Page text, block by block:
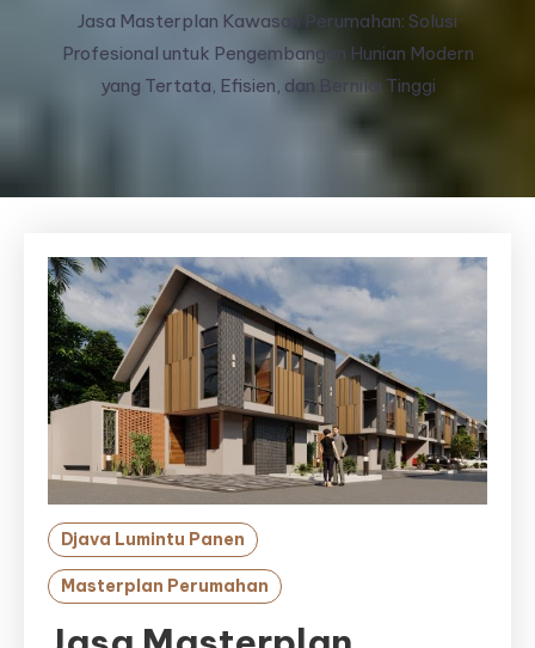
Jasa Masterplan Kawasan Perumahan: Solusi
Profesional untuk Pengembangan Hunian Modern
yang Tertata, Efisien, dan Bernilai Tinggi
Djava Lumintu Panen
Masterplan Perumahan